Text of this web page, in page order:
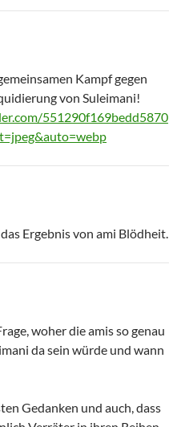
Kampf gegen
von Suleimani!
551290f169bedd5870
Ergebnis von ami Blödheit.
woher die amis so genau
da sein würde und wann
Gedanken und auch, dass